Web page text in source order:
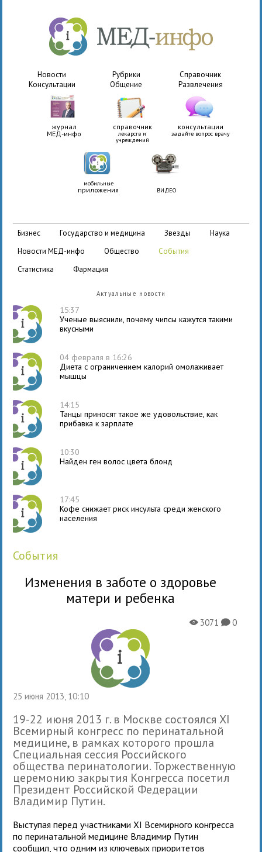
Новости Рубрики
Справочник
Консультации
Общение Развлечения
журнал
МЕД-инфо
справочник
лекарств и
учреждений
консультации
задайте вопрос врачу
мобильные
приложения ВИДЕО
бизнес государство и медицина звезды
наука
новости МЕД-инфо
общество
события
статистика
фармация
Актуальные новости
15:37
Ученые выяснили, почему чипсы кажутся такими
вкусными
04 февраля в 16:26
Диета с ограничением калорий омолаживает
мышцы
14:15
Танцы приносят такое же удовольствие, как
прибавка к зарплате
10:30
Найден ген волос цвета блонд
17:45
Кофе снижает риск инсульта среди женского
населения
события
Изменения в заботе о здоровье
матери и ребенка
25 июня 2013, 10:10
X3071K0
19-22 июня 2013 г. в Москве состоялся XI
Всемирный конгресс по перинатальной
медицине, в рамках которого прошла
Специальная сессия Российского
общества перинатологии. Торжественную
церемонию закрытия Конгресса посетил
Президент Российской Федерации
Владимир Путин.
Выступая перед участниками XI Всемирного конгресса
по перинатальной медицине Владимир Путин
сообщил, что одним из ключевых приоритетов